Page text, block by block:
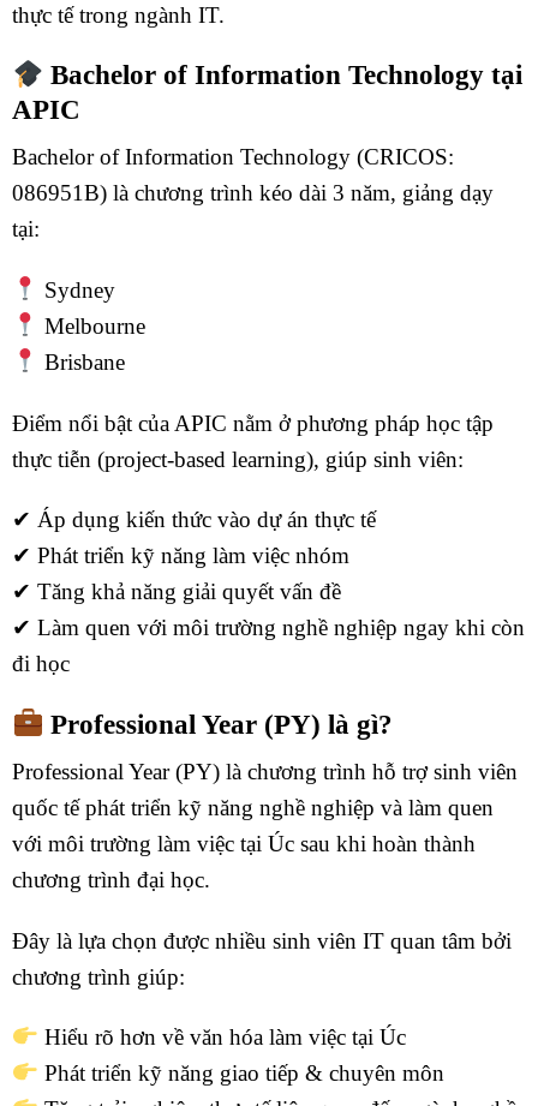
thực tế trong ngành IT.
Bachelor of Information Technology tại
APIC
Bachelor of Information Technology (CRICOS:
086951B) là chương trình kéo dài 3 năm, giảng dạy
tại:
Sydney
Melbourne
Brisbane
Điểm nổi bật của APIC nằm ở phương pháp học tập
thực tiễn (project-based learning), giúp sinh viên:
✔ Áp dụng kiến thức vào dự án thực tế
✔ Phát triển kỹ năng làm việc nhóm
✔ Tăng khả năng giải quyết vấn đề
✔ Làm quen với môi trường nghề nghiệp ngay khi còn
đi học
Professional Year (PY) là gì?
Professional Year (PY) là chương trình hỗ trợ sinh viên
quốc tế phát triển kỹ năng nghề nghiệp và làm quen
với môi trường làm việc tại Úc sau khi hoàn thành
chương trình đại học.
Đây là lựa chọn được nhiều sinh viên IT quan tâm bởi
chương trình giúp:
Hiểu rõ hơn về văn hóa làm việc tại Úc
Phát triển kỹ năng giao tiếp & chuyên môn